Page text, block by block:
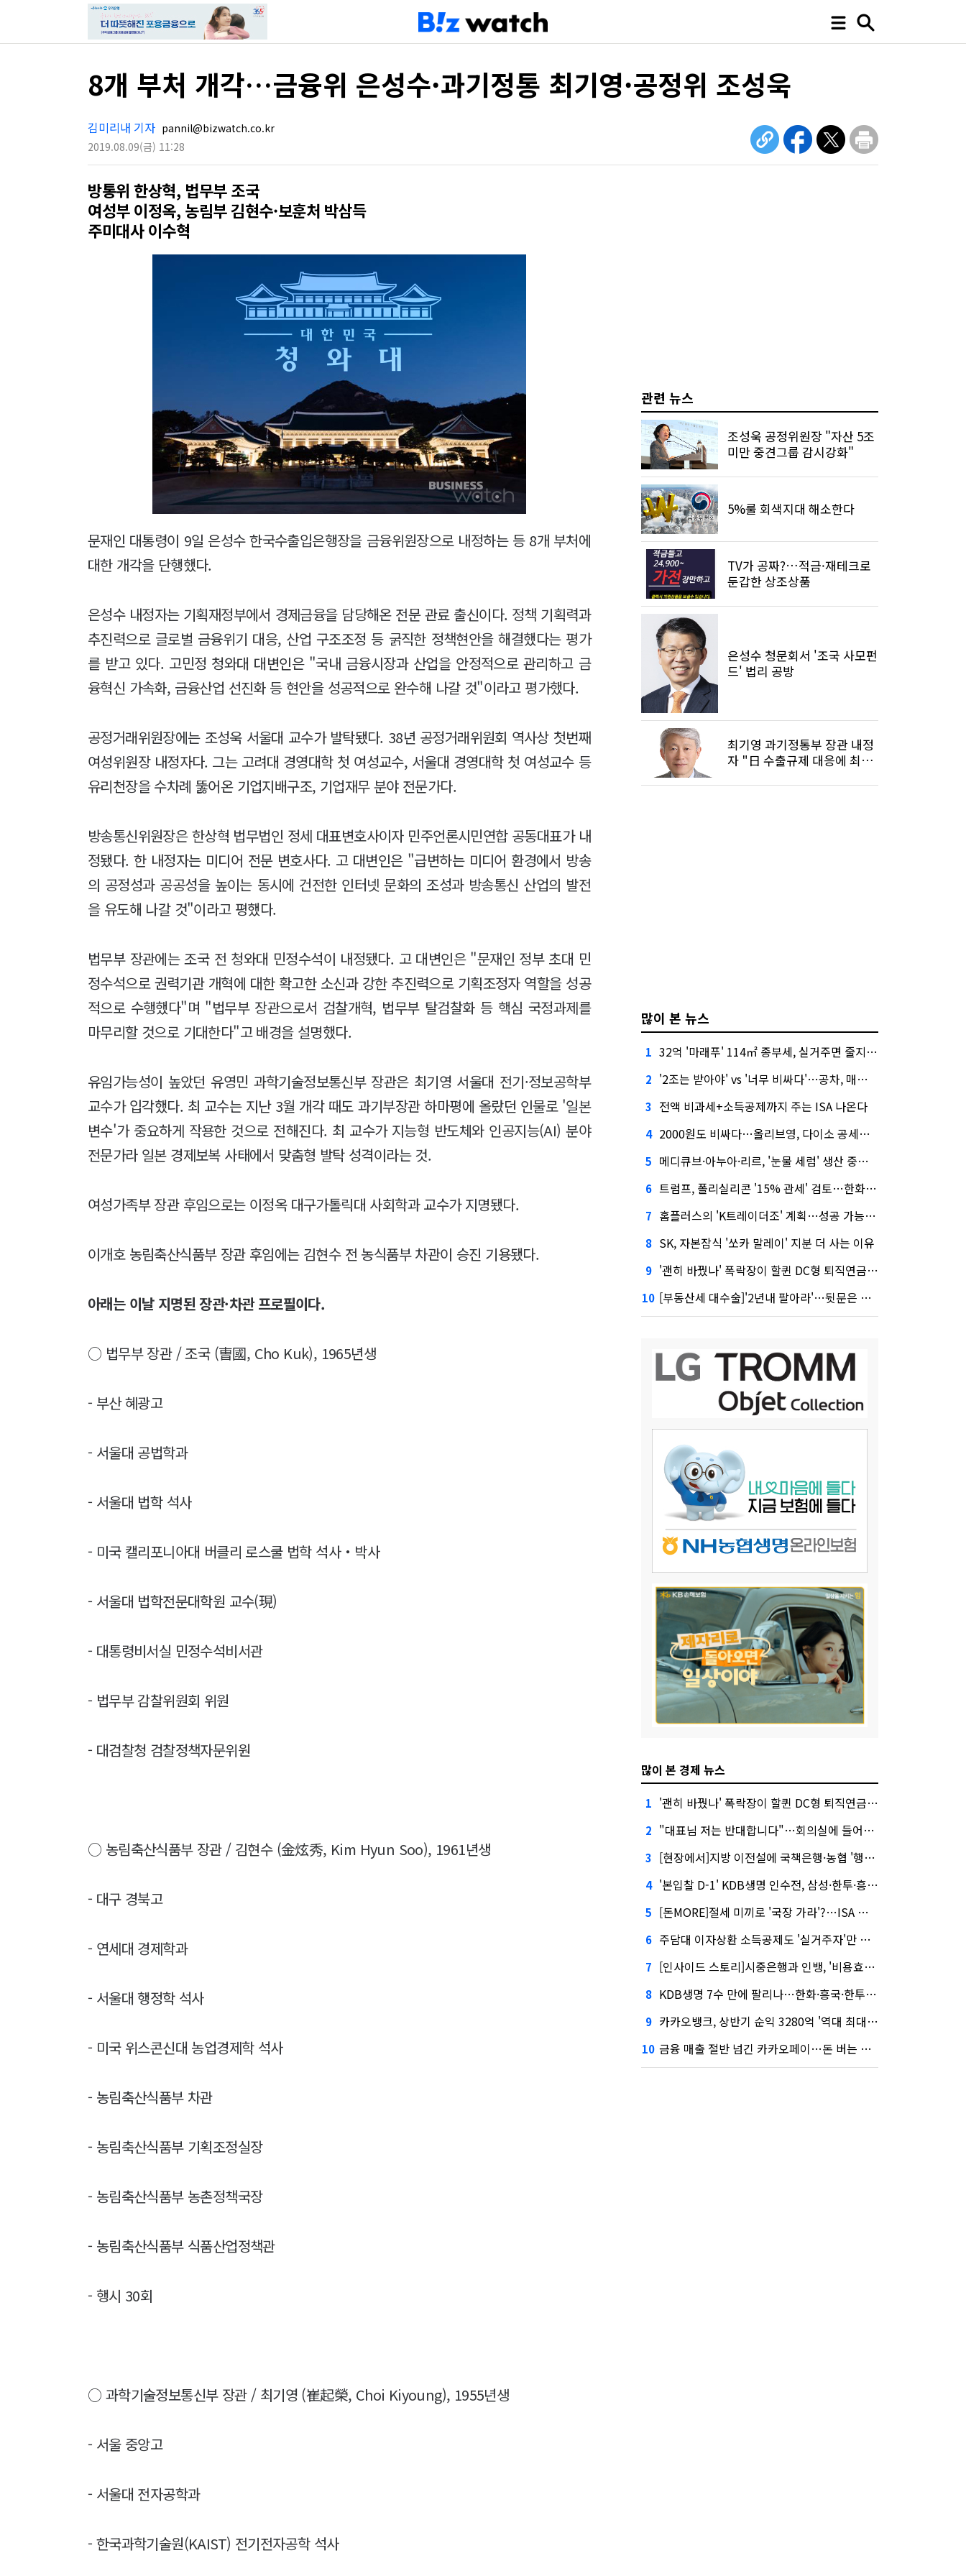
8개 부처 개각…금융위 은성수·과기정통 최기영·공정위 조성욱
김미리내 기자 pannil@bizwatch.co.kr
2019.08.09(금) 11:28
방통위 한상혁, 법무부 조국
여성부 이정옥, 농림부 김현수·보훈처 박삼득
주미대사 이수혁
문재인 대통령이 9일 은성수 한국수출입은행장을 금융위원장으로 내정하는 등 8개 부처에
대한 개각을 단행했다.
은성수 내정자는 기획재정부에서 경제금융을 담당해온 전문 관료 출신이다. 정책 기획력과
추진력으로 글로벌 금융위기 대응, 산업 구조조정 등 굵직한 정책현안을 해결했다는 평가
를 받고 있다. 고민정 청와대 대변인은 "국내 금융시장과 산업을 안정적으로 관리하고 금
융혁신 가속화, 금융산업 선진화 등 현안을 성공적으로 완수해 나갈 것"이라고 평가했다.
공정거래위원장에는 조성욱 서울대 교수가 발탁됐다. 38년 공정거래위원회 역사상 첫번째
여성위원장 내정자다. 그는 고려대 경영대학 첫 여성교수, 서울대 경영대학 첫 여성교수 등
유리천장을 수차례 뚫어온 기업지배구조, 기업재무 분야 전문가다.
방송통신위원장은 한상혁 법무법인 정세 대표변호사이자 민주언론시민연합 공동대표가 내
정됐다. 한 내정자는 미디어 전문 변호사다. 고 대변인은 "급변하는 미디어 환경에서 방송
의 공정성과 공공성을 높이는 동시에 건전한 인터넷 문화의 조성과 방송통신 산업의 발전
을 유도해 나갈 것"이라고 평했다.
법무부 장관에는 조국 전 청와대 민정수석이 내정됐다. 고 대변인은 "문재인 정부 초대 민
정수석으로 권력기관 개혁에 대한 확고한 소신과 강한 추진력으로 기획조정자 역할을 성공
적으로 수행했다"며 "법무부 장관으로서 검찰개혁, 법무부 탈검찰화 등 핵심 국정과제를
마무리할 것으로 기대한다"고 배경을 설명했다.
유임가능성이 높았던 유영민 과학기술정보통신부 장관은 최기영 서울대 전기·정보공학부
교수가 입각했다. 최 교수는 지난 3월 개각 때도 과기부장관 하마평에 올랐던 인물로 '일본
변수'가 중요하게 작용한 것으로 전해진다. 최 교수가 지능형 반도체와 인공지능(AI) 분야
전문가라 일본 경제보복 사태에서 맞춤형 발탁 성격이라는 것.
여성가족부 장관 후임으로는 이정옥 대구가톨릭대 사회학과 교수가 지명됐다.
이개호 농림축산식품부 장관 후임에는 김현수 전 농식품부 차관이 승진 기용됐다.
아래는 이날 지명된 장관·차관 프로필이다.
○ 법무부 장관 / 조국 (曺國, Cho Kuk), 1965년생
- 부산 혜광고
- 서울대 공법학과
- 서울대 법학 석사
- 미국 캘리포니아대 버클리 로스쿨 법학 석사・박사
- 서울대 법학전문대학원 교수(現)
- 대통령비서실 민정수석비서관
- 법무부 감찰위원회 위원
- 대검찰청 검찰정책자문위원
○ 농림축산식품부 장관 / 김현수 (金炫秀, Kim Hyun Soo), 1961년생
- 대구 경북고
- 연세대 경제학과
- 서울대 행정학 석사
- 미국 위스콘신대 농업경제학 석사
- 농림축산식품부 차관
- 농림축산식품부 기획조정실장
- 농림축산식품부 농촌정책국장
- 농림축산식품부 식품산업정책관
- 행시 30회
○ 과학기술정보통신부 장관 / 최기영 (崔起榮, Choi Kiyoung), 1955년생
- 서울 중앙고
- 서울대 전자공학과
- 한국과학기술원(KAIST) 전기전자공학 석사
관련 뉴스
조성욱 공정위원장 "자산 5조
미만 중견그룹 감시강화"
5%룰 회색지대 해소한다
TV가 공짜?…적금·재테크로
둔갑한 상조상품
은성수 청문회서 '조국 사모펀
드' 법리 공방
최기영 과기정통부 장관 내정
자 "日 수출규제 대응에 최우
많이 본 뉴스
1 32억 '마래푸' 114㎡ 종부세, 실거주면 줄지만 안 살면 2.5배
2 '2조는 받아야' vs '너무 비싸다'…공차, 매각 성공할까
3 전액 비과세+소득공제까지 주는 ISA 나온다
4 2000원도 비싸다…올리브영, 다이소 공세에 '가성비'로 맞불
5 메디큐브·아누아·리르, '눈물 세럼' 생산 중단한다
6 트럼프, 폴리실리콘 '15% 관세' 검토…한화큐셀·OCI 영향은?
7 홈플러스의 'K트레이더조' 계획…성공 가능성은 '글쎄'
8 SK, 자본잠식 '쏘카 말레이' 지분 더 사는 이유
9 '괜히 바꿨나' 폭락장이 할퀸 DC형 퇴직연금…전문가 조언은
10 [부동산세 대수술]'2년내 팔아라'…뒷문은 열었다
많이 본 경제 뉴스
1 '괜히 바꿨나' 폭락장이 할퀸 DC형 퇴직연금…전문가 조언은
2 "대표님 저는 반대합니다"…회의실에 들어온 신한금융 AI
3 [현장에서]지방 이전설에 국책은행·농협 '행동파'…금감원 '신중모드'
4 '본입찰 D-1' KDB생명 인수전, 삼성·한투·흥국 셈법은?
5 [돈MORE]절세 미끼로 '국장 가라'?…ISA 개편 후폭풍
6 주담대 이자상환 소득공제도 '실거주자'만 가능
7 [인사이드 스토리]시중은행과 인뱅, '비용효율성' 다른 잣대 왜?
8 KDB생명 7수 만에 팔리나…한화·흥국·한투 3파전
9 카카오뱅크, 상반기 순익 3280억 '역대 최대'…"캐피탈, 자산 1조원 이상"
10 금융 매출 절반 넘긴 카카오페이…돈 버는 구조 달라졌다